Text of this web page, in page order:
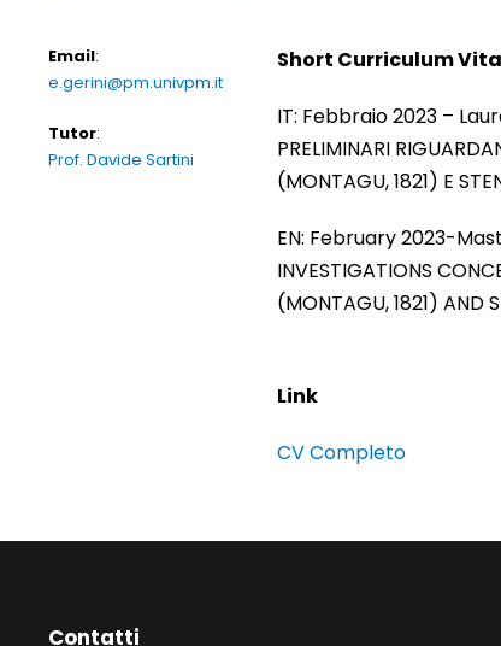
Email:
e.gerini@pm.univpm.it
Tutor:
Prof. Davide Sartini
Short Curriculum
IT: Febbraio 2023 –
PRELIMINARI
(MONTAGU, 1821) E
EN: February 2023-
INVESTIGATIONS
(MONTAGU, 1821) AND
Link
CV Completo
Contatti